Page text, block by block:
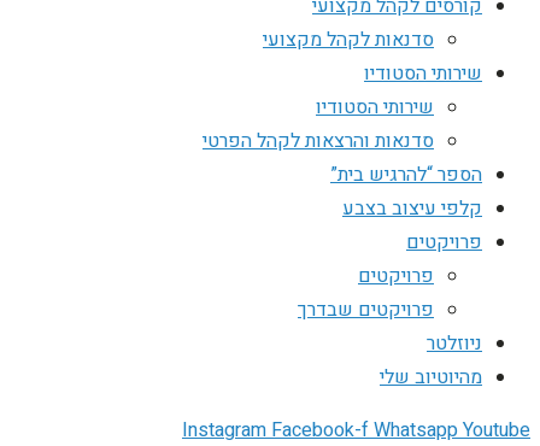
קורסים לקהל מקצועי
סדנאות לקהל מקצועי
שירותי הסטודיו
שירותי הסטודיו
סדנאות והרצאות לקהל הפרטי
הספר “להרגיש בית”
קלפי עיצוב בצבע
פרויקטים
פרויקטים
פרויקטים שבדרך
ניוזלטר
מהיוטיוב שלי
InstagramFacebook-fWhatsappYoutube